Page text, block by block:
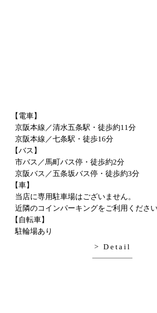
【電車】
京阪本線／清水五条駅・徒歩約11分
京阪本線／七条駅・徒歩16分
【バス】
市バス／馬町バス停・徒歩約2分
京阪バス／五条坂バス停・徒歩約3分
【車】
当店に専用駐車場はございません。
近隣のコインパーキングをご利用ください
【自転車】
駐輪場あり
> Detail